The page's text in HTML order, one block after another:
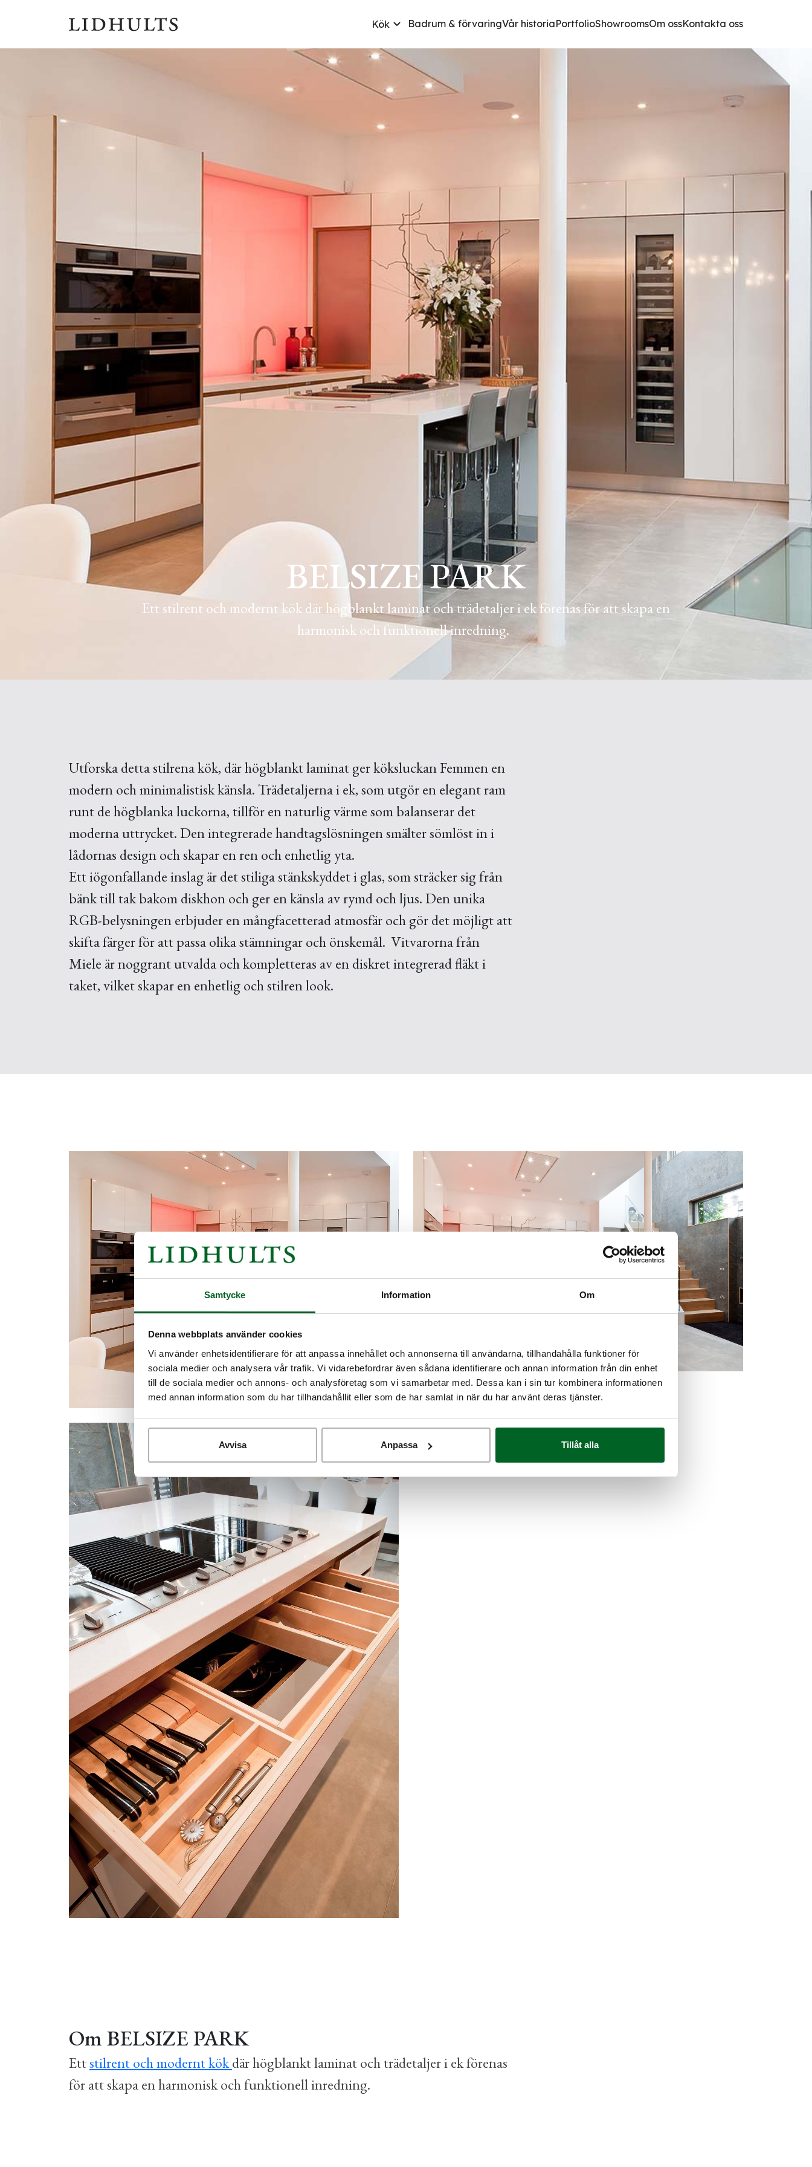
Samtycke Information Om
Denna webbplats använder cookies
Vi använder enhetsidentifierare för att anpassa innehållet och annonserna till användarna, tillhandahålla funktioner för
sociala medier och analysera vår trafik. Vi vidarebefordrar även sådana identifierare och annan information från din enhet
till de sociala medier och annons- och analysföretag som vi samarbetar med. Dessa kan i sin tur kombinera informationen
med annan information som du har tillhandahållit eller som de har samlat in när du har använt deras tjänster.
Avvisa Anpassa Tillåt alla
Kök Badrum & förvaringVår historiaPortfolioShowroomsOm ossKontakta oss
BELSIZE PARK
Ett stilrent och modernt kök där högblankt laminat och trädetaljer i ek förenas för att skapa en
harmonisk och funktionell inredning.
Utforska detta stilrena kök, där högblankt laminat ger köksluckan Femmen en
modern och minimalistisk känsla. Trädetaljerna i ek, som utgör en elegant ram
runt de högblanka luckorna, tillför en naturlig värme som balanserar det
moderna uttrycket. Den integrerade handtagslösningen smälter sömlöst in i
lådornas design och skapar en ren och enhetlig yta.
Ett iögonfallande inslag är det stiliga stänkskyddet i glas, som sträcker sig från
bänk till tak bakom diskhon och ger en känsla av rymd och ljus. Den unika
RGB-belysningen erbjuder en mångfacetterad atmosfär och gör det möjligt att
skifta färger för att passa olika stämningar och önskemål. Vitvarorna från
Miele är noggrant utvalda och kompletteras av en diskret integrerad fläkt i
taket, vilket skapar en enhetlig och stilren look.
Om BELSIZE PARK
Ettstilrent och modernt kökdär högblankt laminat och trädetaljer i ek förenas
för att skapa en harmonisk och funktionell inredning.